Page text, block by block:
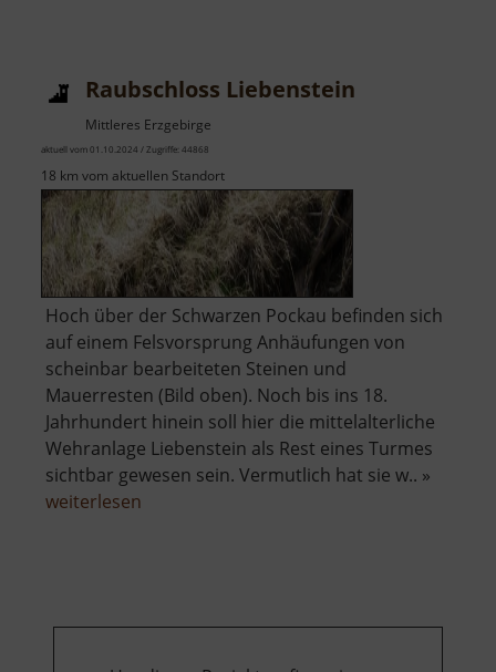
Raubschloss Liebenstein
Mittleres Erzgebirge
aktuell vom 01.10.2024 / Zugriffe: 44868
18 km vom aktuellen Standort
Hoch über der Schwarzen Pockau befinden sich
auf einem Felsvorsprung Anhäufungen von
scheinbar bearbeiteten Steinen und
Mauerresten (Bild oben). Noch bis ins 18.
Jahrhundert hinein soll hier die mittelalterliche
Wehranlage Liebenstein als Rest eines Turmes
sichtbar gewesen sein. Vermutlich hat sie w.. »
weiterlesen